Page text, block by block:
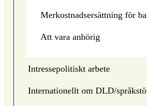
Merkostnadsersättning för
Att vara anhörig
Intressepolitiskt arbete
Internationellt om DLD/